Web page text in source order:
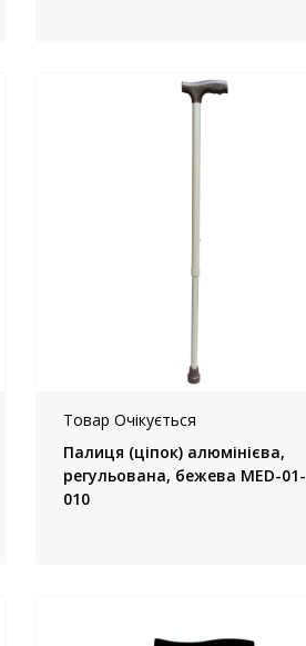
Товар Очікується
Палиця (ціпок) алюмінієва,
регульована, бежева MED-01-
010